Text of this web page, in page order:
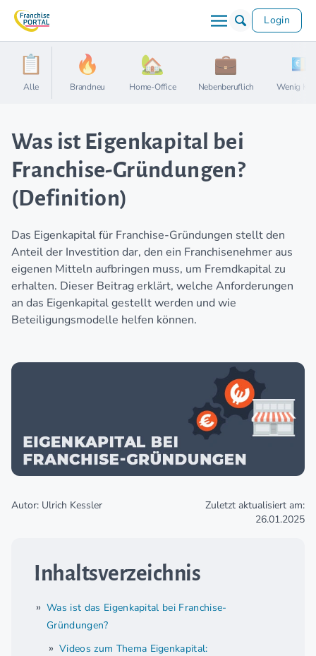
Login
Alle Brandneu Home-Office Nebenberuflich Wenig
Was ist Eigenkapital bei
Franchise-Gründungen?
(Definition)
Das Eigenkapital für Franchise-Gründungen stellt den
Anteil der Investition dar, den ein Franchisenehmer aus
eigenen Mitteln aufbringen muss, um Fremdkapital zu
erhalten. Dieser Beitrag erklärt, welche Anforderungen
an das Eigenkapital gestellt werden und wie
Beteiligungsmodelle helfen können.
Autor: Ulrich Kessler
Zuletzt aktualisiert am:
26.01.2025
Inhaltsverzeichnis
Was ist das Eigenkapital bei Franchise-
Gründungen?
Videos zum Thema Eigenkapital: